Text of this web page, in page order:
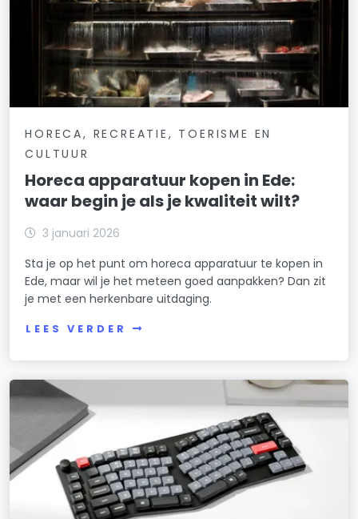
HORECA, RECREATIE, TOERISME EN
CULTUUR
Horeca apparatuur kopen in Ede:
waar begin je als je kwaliteit wilt?
3 januari 2026
Sta je op het punt om horeca apparatuur te kopen in
Ede, maar wil je het meteen goed aanpakken? Dan zit
je met een herkenbare uitdaging.
LEES VERDER